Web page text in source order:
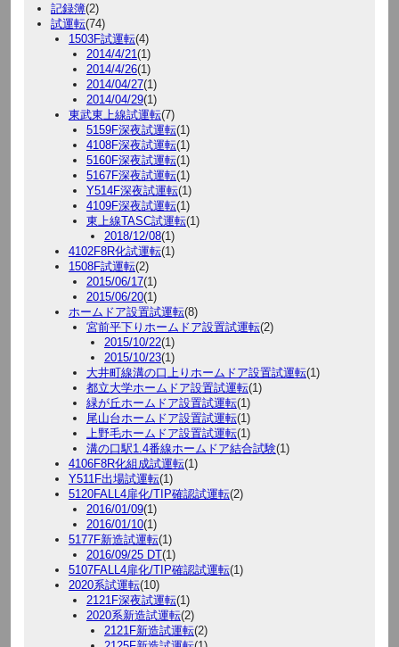
記録簿(2)
試運転(74)
1503F試運転(4)
2014/4/21 (1)
2014/4/26(1)
2014/04/27(1)
2014/04/29(1)
東武東上線試運転(7)
5159F深夜試運転(1)
4108F深夜試運転(1)
5160F深夜試運転(1)
5167F深夜試運転(1)
Y514F深夜試運転(1)
4109F深夜試運転(1)
東上線TASC試運転(1)
2018/12/08(1)
4102F8R化試運転(1)
1508F試運転(2)
2015/06/17(1)
2015/06/20(1)
ホームドア設置試運転(8)
宮前平下りホームドア設置試運転(2)
2015/10/22(1)
2015/10/23(1)
大井町線溝の口上りホームドア設置試運転(1)
都立大学ホームドア設置試運転(1)
緑が丘ホームドア設置試運転(1)
尾山台ホームドア設置試運転(1)
上野毛ホームドア設置試運転(1)
溝の口駅1.4番線ホームドア結合試験(1)
4106F8R化組成試運転(1)
Y511F出場試運転(1)
5120FALL4扉化/TIP確認試運転(2)
2016/01/09(1)
2016/01/10(1)
5177F新造試運転(1)
2016/09/25 DT(1)
5107FALL4扉化/TIP確認試運転(1)
2020系試運転(10)
2121F深夜試運転(1)
2020系新造試運転(2)
2121F新造試運転(2)